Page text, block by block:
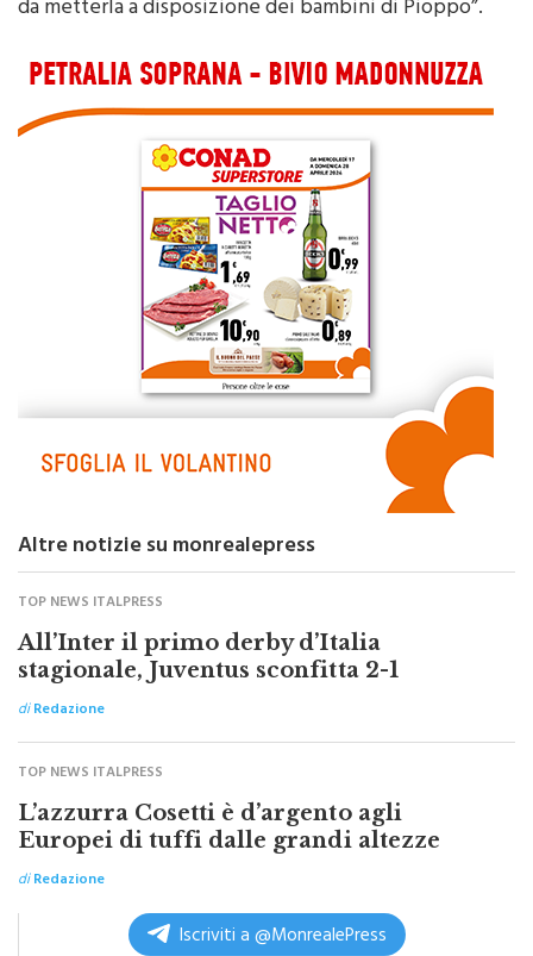
TOP NEWS ITALPRESS
All’Inter il primo derby d’Italia
stagionale, Juventus sconfitta 2-1
diRedazione
TOP NEWS ITALPRESS
L’azzurra Cosetti è d’argento agli
Europei di tuffi dalle grandi altezze
diRedazione
Iscriviti a @MonrealePress